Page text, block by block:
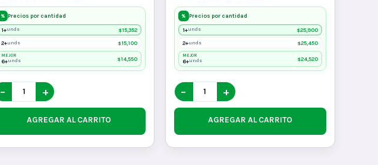
% Precios por cantidad
1+unds $15,352
2+unds $15,100
MEJOR
6+unds $14,550
− +
AGREGAR AL CARRITO
% Precios por cantidad
1+unds $25,900
2+unds $25,450
MEJOR
6+unds $24,520
− +
AGREGAR AL CARRITO